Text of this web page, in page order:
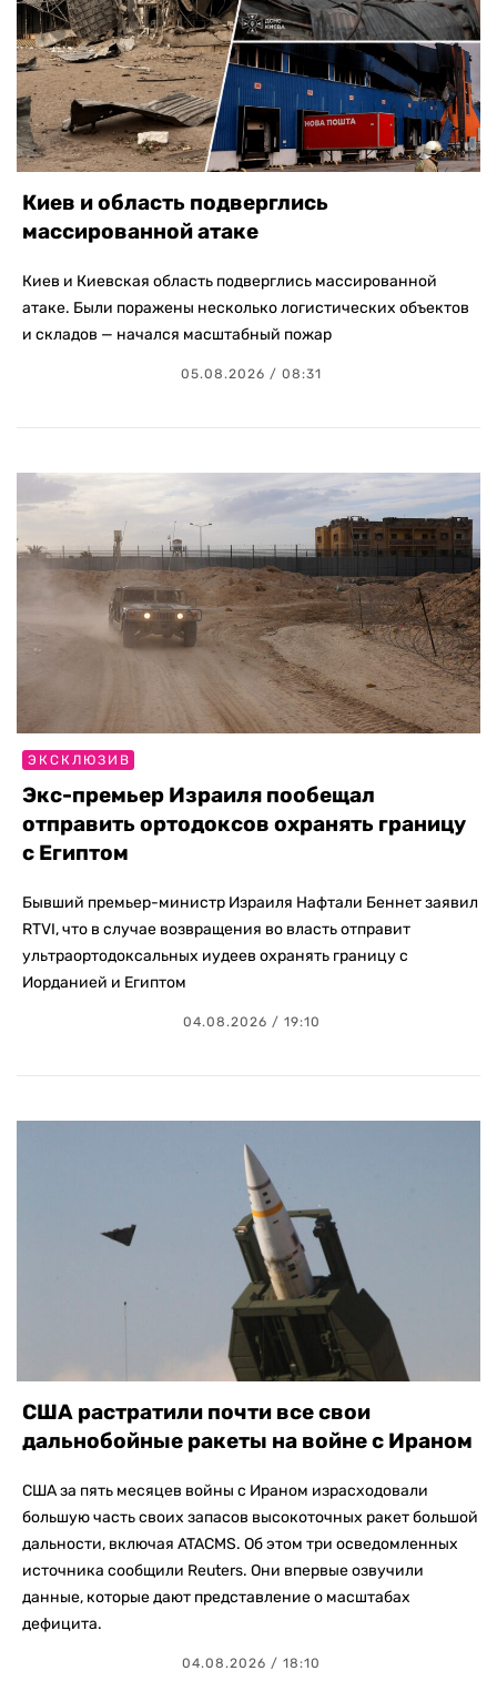
Киев и область подверглись
массированной атаке
Киев и Киевская область подверглись массированной
атаке. Были поражены несколько логистических объектов
и складов — начался масштабный пожар
05.08.2026 / 08:31
ЭКСКЛЮЗИВ
Экс-премьер Израиля пообещал
отправить ортодоксов охранять границу
с Египтом
Бывший премьер-министр Израиля Нафтали Беннет заявил
RTVI, что в случае возвращения во власть отправит
ультраортодоксальных иудеев охранять границу с
Иорданией и Египтом
04.08.2026 / 19:10
США растратили почти все свои
дальнобойные ракеты на войне с Ираном
США за пять месяцев войны с Ираном израсходовали
большую часть своих запасов высокоточных ракет большой
дальности, включая ATACMS. Об этом три осведомленных
источника сообщили Reuters. Они впервые озвучили
данные, которые дают представление о масштабах
дефицита.
04.08.2026 / 18:10